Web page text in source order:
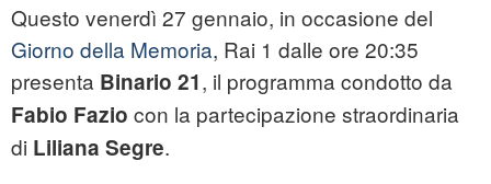
Questo venerdì 27 gennaio, in occasione del
Giorno della Memoria, Rai 1 dalle ore 20:35
presenta Binario 21, il programma condotto da
Fabio Fazio con la partecipazione straordinaria
di Liliana Segre.